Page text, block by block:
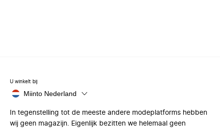
U winkelt bij
Miinto Nederland
In tegenstelling tot de meeste andere modeplatforms hebben
wij geen magazijn. Eigenlijk bezitten we helemaal geen